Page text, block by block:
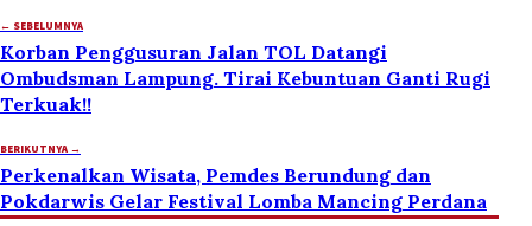
← SEBELUMNYA
Korban Penggusuran Jalan TOL Datangi
Ombudsman Lampung. Tirai Kebuntuan Ganti Rugi
Terkuak!!
BERIKUTNYA →
Perkenalkan Wisata, Pemdes Berundung dan
Pokdarwis Gelar Festival Lomba Mancing Perdana